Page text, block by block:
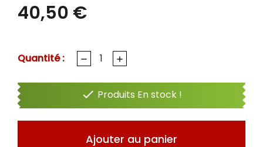
40,50 €
Quantité :
 Produits En stock !
Ajouter au panier